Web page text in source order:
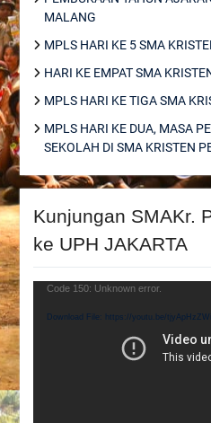
MALANG
MPLS HARI KE 5 SMA
HARI KE EMPAT SMA
MPLS HARI KE TIGA SMA
MPLS HARI KE DUA, MASA
SEKOLAH DI SMA KRISTEN
Kunjungan SMAKr.
ke UPH JAKARTA
Video
Code 150: Unknown error.
Download File: https://youtu.be/